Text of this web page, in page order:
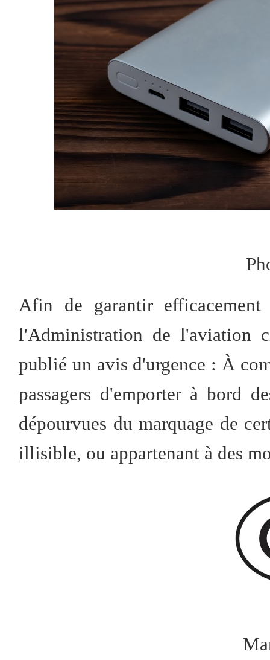
Afin de garantir efficacement
l'Administration de l'aviation
publié un ‌avis d'urgence :‌ À
passagers d'emporter à bord
dépourvues du ‌marquage de
‌illisible, ou appartenant à des